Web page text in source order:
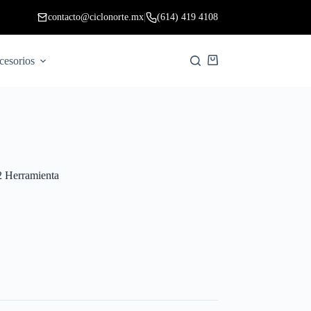
contacto@ciclonorte.mx| (614) 419 4108